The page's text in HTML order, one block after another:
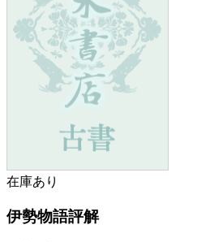
在庫あり
伊勢物語評解